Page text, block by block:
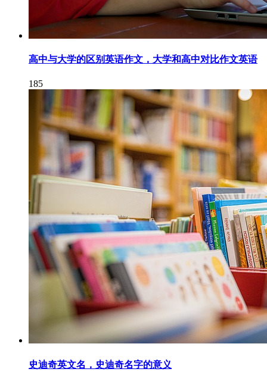
高中与大学的区别英语作文，大学和高中对比作文英语
185
史迪奇英文名，史迪奇名字的意义